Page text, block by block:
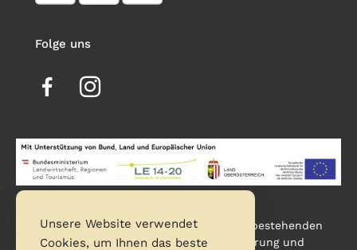
Folge uns
Projektbeschreibung: Zu- und Umbau der bestehenden
Fleischerei so wie Investition in Modernisierung und
Unsere Website verwendet
Cookies, um Ihnen das beste